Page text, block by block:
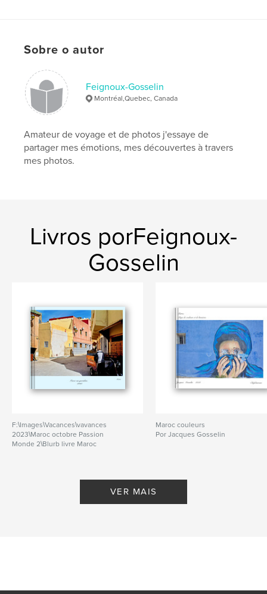
IdiomaFrench
Palavras-chavee
voyage Dubaï , Abu Dhabi. architecture
Sobre o autor
Feignoux-Gosselin
Montréal,Quebec, Canada
Amateur de voyage et de photos j'essaye de
partager mes émotions, mes découvertes à travers
mes photos.
Livros porFeignoux-
Gosselin
F:\Images\Vacances\vavances
2023\Maroc octobre Passion
Monde 2\Blurb livre Maroc
Maroc couleurs
Por Jacques Gosselin
VER MAIS